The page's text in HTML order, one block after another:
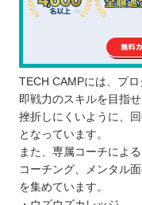
TECH CAMPには、プ
即戦力のスキルを目指
挫折しにくいように、
となっています。
また、専属コーチによ
コーチング、メンタル
を集めています。